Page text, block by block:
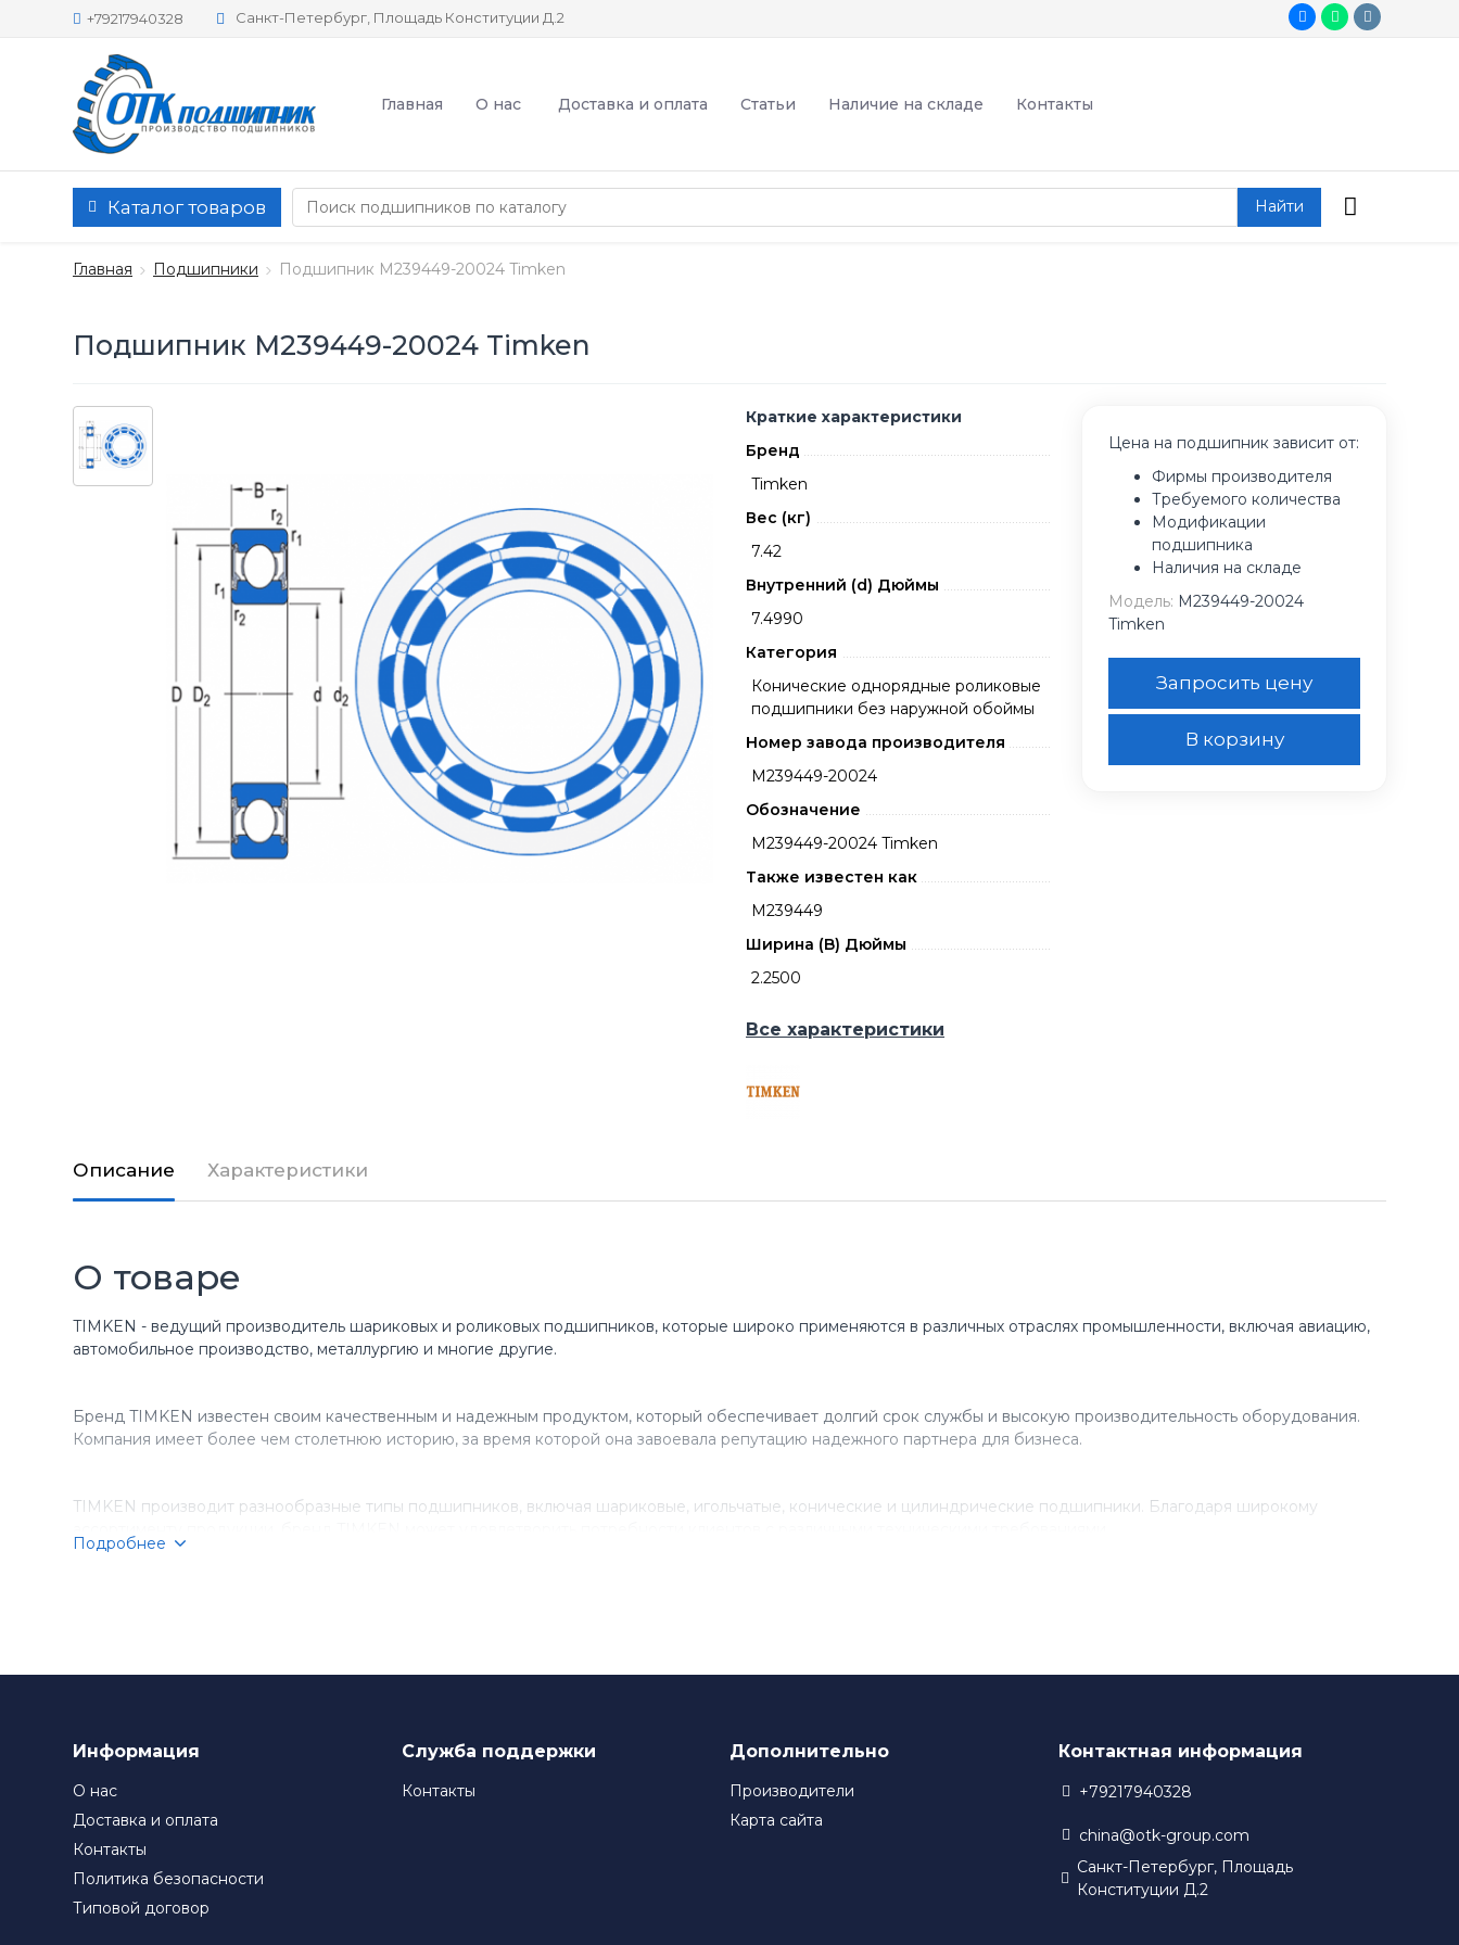
+79217940328 Санкт-Петербург, Площадь Конституции Д.2
Главная О нас Доставка и оплата Статьи Наличие на складе Контакты
Каталог товаров Найти
Главная Подшипники Подшипник M239449-20024 Timken
Подшипник M239449-20024 Timken
Краткие характеристики
Бренд
Timken
Вес (кг)
7.42
Внутренний (d) Дюймы
7.4990
Категория
Конические однорядные роликовые
подшипники без наружной обоймы
Номер завода производителя
M239449-20024
Обозначение
M239449-20024 Timken
Также известен как
M239449
Ширина (B) Дюймы
2.2500
Все характеристики
Цена на подшипник зависит от:
Фирмы производителя
Требуемого количества
Модификации
подшипника
Наличия на складе
Модель: M239449-20024
Timken
Запросить цену
В корзину
Описание Характеристики
О товаре
TIMKEN - ведущий производитель шариковых и роликовых подшипников, которые широко применяются в различных отраслях промышленности, включая авиацию,
автомобильное производство, металлургию и многие другие.
Бренд TIMKEN известен своим качественным и надежным продуктом, который обеспечивает долгий срок службы и высокую производительность оборудования.
Компания имеет более чем столетнюю историю, за время которой она завоевала репутацию надежного партнера для бизнеса.
TIMKEN производит разнообразные типы подшипников, включая шариковые, игольчатые, конические и цилиндрические подшипники. Благодаря широкому
Подробнее
Информация
О нас
Доставка и оплата
Контакты
Политика безопасности
Типовой договор
Служба поддержки
Контакты
Дополнительно
Производители
Карта сайта
Контактная информация
+79217940328
china@otk-group.com
Санкт-Петербург, Площадь
Конституции Д.2